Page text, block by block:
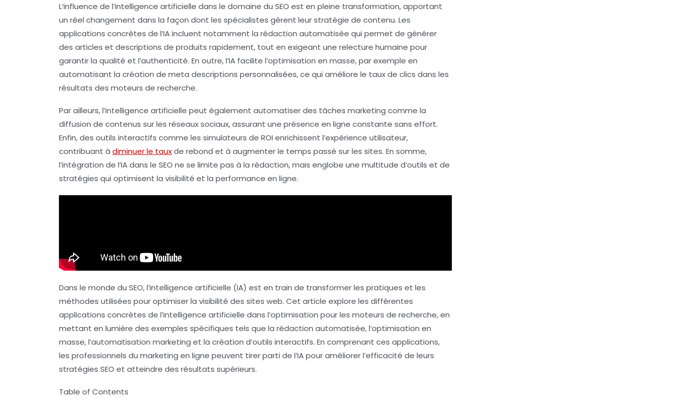
L’influence de l’intelligence artificielle dans le domaine du SEO est en pleine transformation, apportant
un réel changement dans la façon dont les spécialistes gèrent leur stratégie de contenu. Les
applications concrètes de l’IA incluent notamment la rédaction automatisée qui permet de générer
des articles et descriptions de produits rapidement, tout en exigeant une relecture humaine pour
garantir la qualité et l’authenticité. En outre, l’IA facilite l’optimisation en masse, par exemple en
automatisant la création de meta descriptions personnalisées, ce qui améliore le taux de clics dans les
résultats des moteurs de recherche.
Par ailleurs, l’intelligence artificielle peut également automatiser des tâches marketing comme la
diffusion de contenus sur les réseaux sociaux, assurant une présence en ligne constante sans effort.
Enfin, des outils interactifs comme les simulateurs de ROI enrichissent l’expérience utilisateur,
contribuant à diminuer le tauxde rebond et à augmenter le temps passé sur les sites. En somme,
l’intégration de l’IA dans le SEO ne se limite pas à la rédaction, mais englobe une multitude d’outils et de
stratégies qui optimisent la visibilité et la performance en ligne.
Dans le monde du SEO, l’intelligence artificielle (IA) est en train de transformer les pratiques et les
méthodes utilisées pour optimiser la visibilité des sites web. Cet article explore les différentes
applications concrètes de l’intelligence artificielle dans l’optimisation pour les moteurs de recherche, en
mettant en lumière des exemples spécifiques tels que la rédaction automatisée, l’optimisation en
masse, l’automatisation marketing et la création d’outils interactifs. En comprenant ces applications,
les professionnels du marketing en ligne peuvent tirer parti de l’IA pour améliorer l’efficacité de leurs
stratégies SEO et atteindre des résultats supérieurs.
Table of Contents